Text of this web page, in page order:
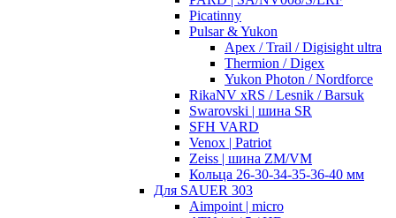
Picatinny
Pulsar & Yukon
Apex / Trail / Digisight ultra
Thermion / Digex
Yukon Photon / Nordforce
RikaNV xRS / Lesnik / Barsuk
Swarovski | шина SR
SFH VARD
Venox | Patriot
Zeiss | шина ZM/VM
Кольца 26-30-34-35-36-40 мм
Для SAUER 303
Aimpoint | micro